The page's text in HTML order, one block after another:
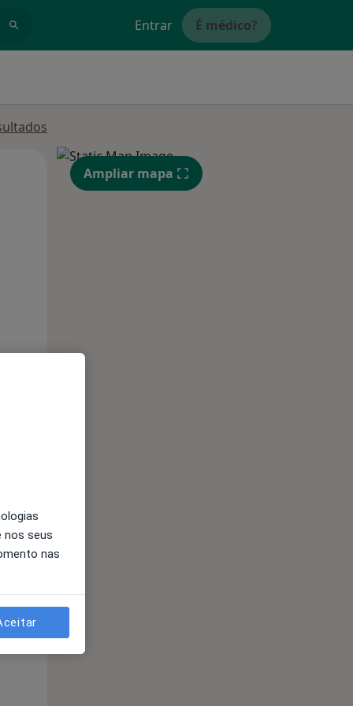
Entrar É médico?
Sex, Sáb,
15 Ago
Qui,
Ampliar mapa
nos seus
nas